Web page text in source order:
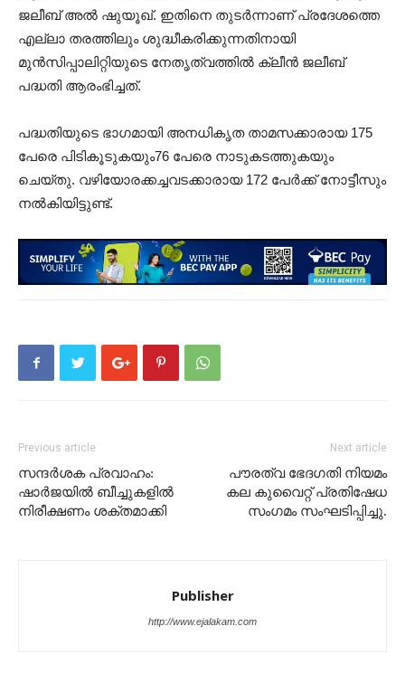
ജലീബ് അല്‍ ഷുയൂഖ്. ഇതിനെ തുടർന്നാണ് പ്രദേശത്തെ
എല്ലാ തരത്തിലും ശുദ്ധീകരിക്കുന്നതിനായി
മുൻസിപ്പാലിറ്റിയുടെ നേതൃത്വത്തിൽ ക്ലീൻ ജലീബ്
പദ്ധതി ആരംഭിച്ചത്.
പദ്ധതിയുടെ ഭാഗമായി അനധികൃത താമസക്കാരായ 175
പേരെ പിടികൂടുകയും76 പേരെ നാടുകടത്തുകയും
ചെയ്തു. വഴിയോരക്കച്ചവടക്കാരായ 172 പേർക്ക് നോട്ടീസും
നല്‍കിയിട്ടുണ്ട്.
Previous article
സന്ദര്‍ശക പ്രവാഹം:
ഷാർജയിൽ ബീച്ചുകളിൽ
നിരീക്ഷണം ശക്തമാക്കി
Next article
പൗരത്വ ഭേദഗതി നിയമം
കല കുവൈറ്റ് പ്രതിഷേധ
സംഗമം സംഘടിപ്പിച്ചു.
Publisher
http://www.ejalakam.com